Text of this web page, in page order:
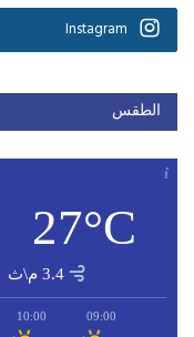
Instagram
الطقس
27°C
3.4 م\ث
09:00
10:00